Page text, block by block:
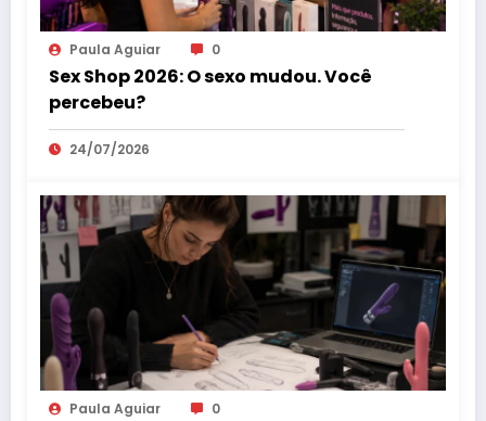
Paula Aguiar 0
Sex Shop 2026: O sexo mudou. Você
percebeu?
24/07/2026
Paula Aguiar 0